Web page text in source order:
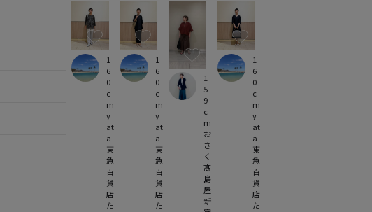
東
急
百
貨
店
た
y
at
a
1
6
0
c
m
東
急
百
貨
店
た
y
at
a
1
6
0
c
m
髙
島
屋
新
お
さ
く
1
5
9
c
m
東
急
百
貨
店
た
y
at
a
1
6
0
c
m